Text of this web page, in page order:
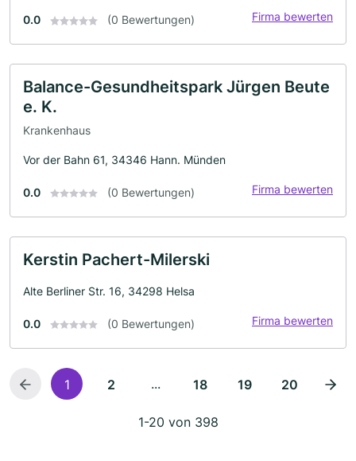
0.0 (0 Bewertungen) Firma bewerten
Balance-Gesundheitspark Jürgen Beute
e. K.
Krankenhaus
Vor der Bahn 61, 34346 Hann. Münden
0.0 (0 Bewertungen) Firma bewerten
Kerstin Pachert-Milerski
Alte Berliner Str. 16, 34298 Helsa
0.0 (0 Bewertungen) Firma bewerten
1 2 ... 18 19 20
1-20 von 398